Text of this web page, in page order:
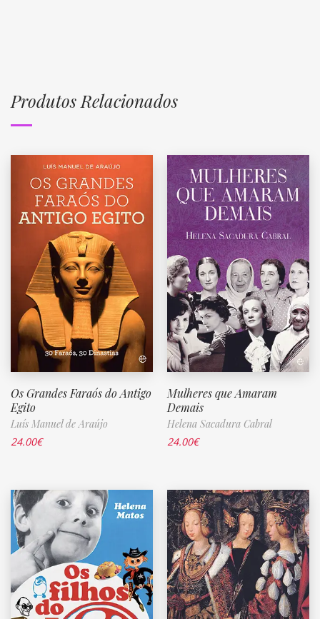
Produtos Relacionados
Os Grandes Faraós do Antigo
Egito
Luís Manuel de Araújo
24.00€
Mulheres que Amaram
Demais
Helena Sacadura Cabral
24.00€